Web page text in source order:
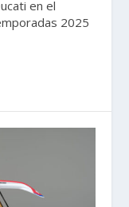
en el
2025